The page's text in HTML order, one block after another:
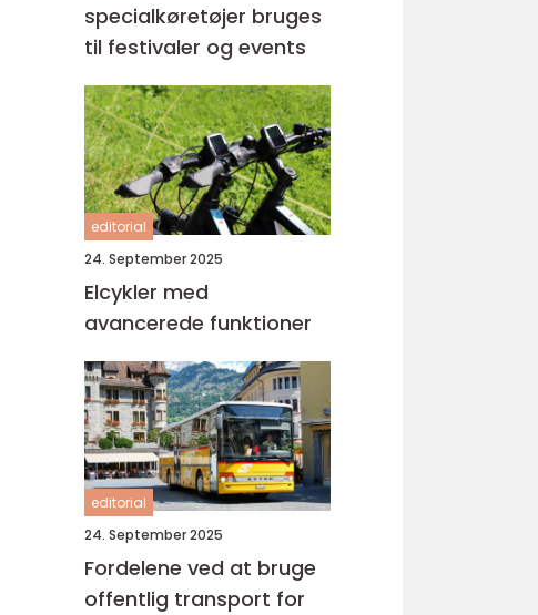
specialkøretøjer bruges
til festivaler og events
editorial
24. September 2025
Elcykler med
avancerede funktioner
editorial
24. September 2025
Fordelene ved at bruge
offentlig transport for